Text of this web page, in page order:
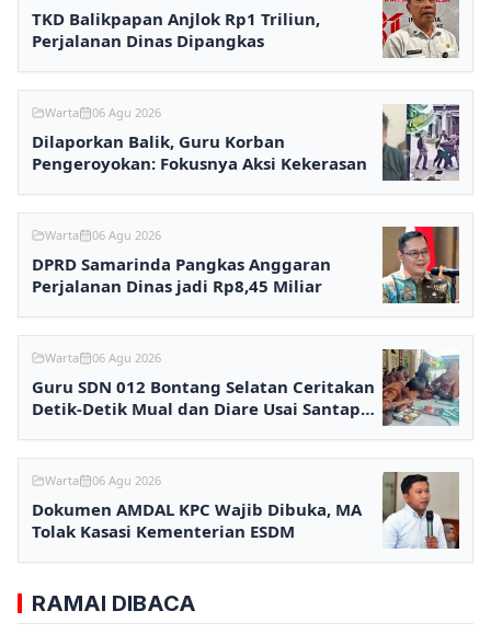
TKD Balikpapan Anjlok Rp1 Triliun,
Perjalanan Dinas Dipangkas
Warta 06 Agu 2026
Dilaporkan Balik, Guru Korban
Pengeroyokan: Fokusnya Aksi Kekerasan
Warta 06 Agu 2026
DPRD Samarinda Pangkas Anggaran
Perjalanan Dinas jadi Rp8,45 Miliar
Warta 06 Agu 2026
Guru SDN 012 Bontang Selatan Ceritakan
Detik-Detik Mual dan Diare Usai Santap
Warta 06 Agu 2026
Dokumen AMDAL KPC Wajib Dibuka, MA
Tolak Kasasi Kementerian ESDM
RAMAI DIBACA